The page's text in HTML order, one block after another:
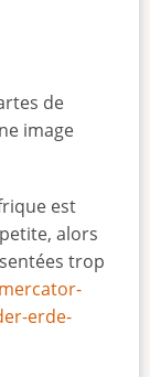
de
image
est
alors
trop
erde-